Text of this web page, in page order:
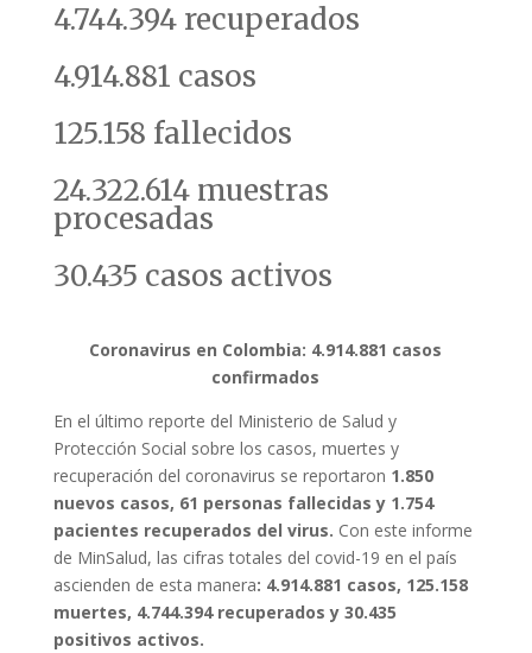
4.744.394 recuperados
4.914.881 casos
125.158 fallecidos
24.322.614 muestras
procesadas
30.435 casos activos
Coronavirus en Colombia: 4.914.881 casos
confirmados
En el último reporte del Ministerio de Salud y
Protección Social sobre los casos, muertes y
recuperación del coronavirus se reportaron 1.850
nuevos casos, 61 personas fallecidas y 1.754
pacientes recuperados del virus. Con este informe
de MinSalud, las cifras totales del covid-19 en el país
ascienden de esta manera: 4.914.881 casos, 125.158
muertes, 4.744.394 recuperados y 30.435
positivos activos.